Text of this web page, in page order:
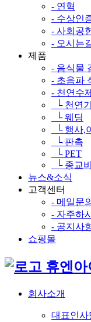
- 연혁
- 수상인
- 사회공
- 오시는
제품
- 음식물
- 초음파
- 천연수
└ 천연
└ 웨딩
└ 행사,
└ 판촉
└ PET
└ 종교
뉴스&소식
고객센터
- 메일문의
- 자주하
- 공지사
쇼핑몰
휴엔
회사소개
대표인사